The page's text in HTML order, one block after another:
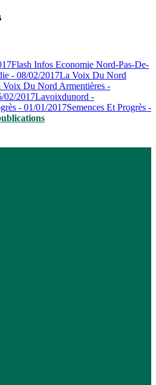
Flash Infos Economie Nord-Pas-De-
- 08/02/2017La Voix Du Nord
Voix Du Nord Armentières -
02/2017Lavoixdunord -
- 01/01/2017Semences Et Progrès -